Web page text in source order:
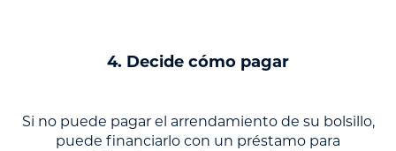
4. Decide cómo pagar
Si no puede pagar el arrendamiento de su bolsillo,
puede financiarlo con un préstamo para